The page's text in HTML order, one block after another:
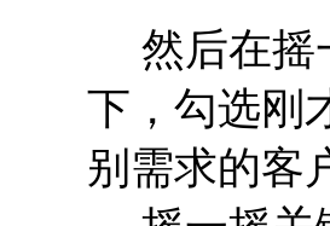
然后在摇
下，勾选刚
别需求的客